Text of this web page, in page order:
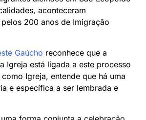
aconteceram
200 anos de Imigração
Gaúcho reconhece que a
Igreja está ligada a este processo
Igreja, entende que há uma
e específica a ser lembrada e